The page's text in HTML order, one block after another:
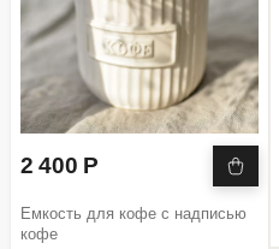
2 400 Р
Емкость для кофе с надписью
кофе